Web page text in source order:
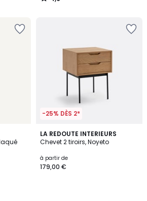
/
-25% DÈS 2*
LA REDOUTE INTERIEURS
Chevet 2 tiroirs, Noyeto
à partir de
179,00 €
3,8
/ 5
2
Couleurs